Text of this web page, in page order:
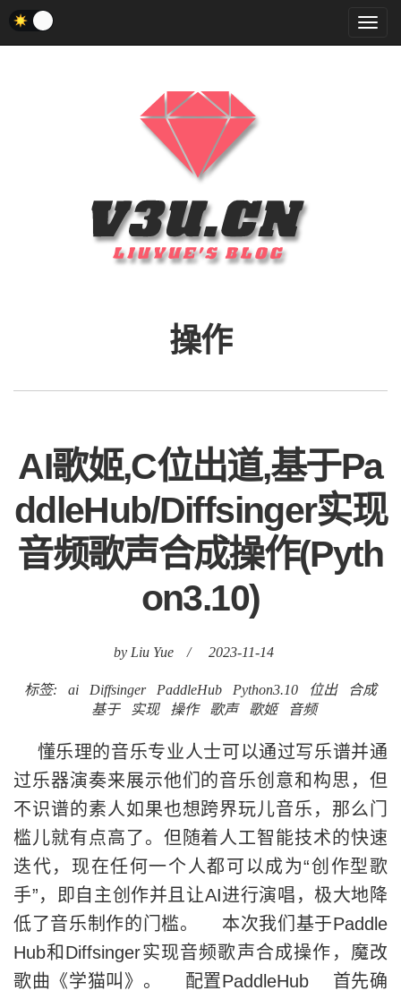
菜
单
操作
AI歌姬,C位出道,基于Pa
ddleHub/Diffsinger实现
音频歌声合成操作(Pyth
on3.10)
by Liu Yue / 2023-11-14
标签: ai Diffsinger PaddleHub Python3.10 位出
合成
基于
实现 操作 歌声 歌姬 音频
懂乐理的音乐专业人士可以通过写乐谱并通
过乐器演奏来展示他们的音乐创意和构思，但
不识谱的素人如果也想跨界玩儿音乐，那么门
槛儿就有点高了。但随着人工智能技术的快速
迭代，现在任何一个人都可以成为“创作型歌
手”，即自主创作并且让AI进行演唱，极大地降
低了音乐制作的门槛。 本次我们基于Paddle
Hub和Diffsinger实现音频歌声合成操作，魔改
歌曲《学猫叫》。 配置PaddleHub 首先确